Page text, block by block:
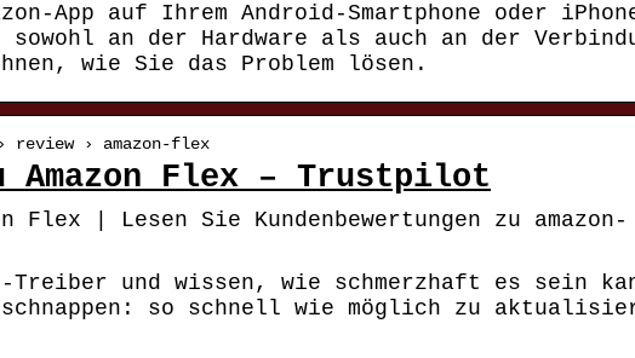
App auf Ihrem Android-Smartphone oder
an der Hardware als auch an der
wie Sie das Problem lösen.
› amazon-flex
Amazon Flex – Trustpilot
Flex | Lesen Sie Kundenbewertungen zu amazon-
Treiber und wissen, wie schmerzhaft es sein
so schnell wie möglich zu